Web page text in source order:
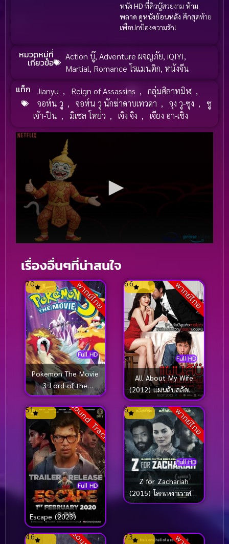
หนัง HD ที่คิวบู๊สวยงาม ห้าม
พลาด ดูหนังย้อนหลัง ศึกสุดท้าย
เพื่อปกป้องความรัก!
หมวดหมู่ที่
เกี่ยวข้อ
Action บู๊, Adventure ผจญภัย, iQIYI,
Martial, Romance โรแมนติก, หนังจีน
แท็ก Jianyu , Reign of Assassins , กลุ่มศิลาทมิฬ ,
จอห์น วู , จอห์น วู นักฆ่าดาบเทวดา , จุง วู-ซุง ,
ซู
เจ้า-ปิน , มิเชล โหย่ว , เจิง จิง , เจียง อา-เชิง
เรื่องอื่นๆที่น่าสนใจ
พากย์ไทย
Full HD
7.0
Pokemon The Movie
3 Lord of the
Unknown Tower
(2000) โปเกมอน มูฟวี่
3 ตอน ผจญภัยบน
หอคอยปีศาจ
พากย์ไทย
Full HD
6.6
All About My Wife
(2012) แผนลับสลัดเมีย
เลิฟ
Sound Track
Full HD
5.1
Escape (2023)
พากย์ไทย
Full HD
6
Z for Zachariah
(2015) โลกเหงาเราสาม
คน
4.6 7.3